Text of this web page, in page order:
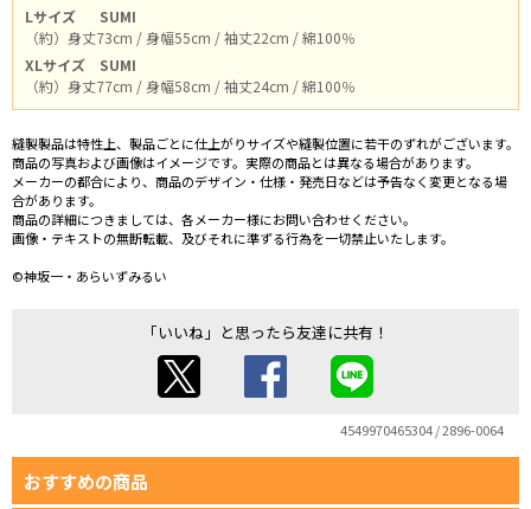
Lサイズ
SUMI
（約）身丈73cm / 身幅55cm / 袖丈22cm / 綿100％
XLサイズ
SUMI
（約）身丈77cm / 身幅58cm / 袖丈24cm / 綿100％
縫製製品は特性上、製品ごとに仕上がりサイズや縫製位置に若干のずれがございます。
商品の写真および画像はイメージです。実際の商品とは異なる場合があります。
メーカーの都合により、商品のデザイン・仕様・発売日などは予告なく変更となる場
合があります。
商品の詳細につきましては、各メーカー様にお問い合わせください。
画像・テキストの無断転載、及びそれに準ずる行為を一切禁止いたします。
©神坂一・あらいずみるい
「いいね」と思ったら友達に共有！
4549970465304 / 2896-0064
おすすめの商品